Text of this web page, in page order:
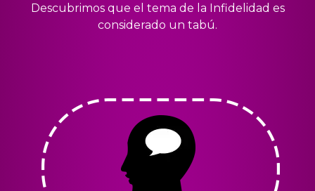
Descubrimos que el tema de la Infidelidad es
considerado un tabú.